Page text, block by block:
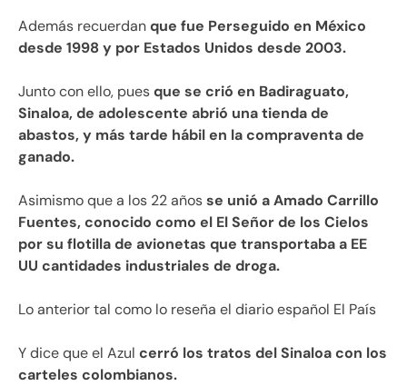
Además recuerdanque fue Perseguido en México
desde 1998 y por Estados Unidos desde 2003.
Junto con ello, puesque se crió en Badiraguato,
Sinaloa, de adolescente abrió una tienda de
abastos, y más tarde hábil en la compraventa de
ganado.
Asimismo que a los 22 añosse unió a Amado Carrillo
Fuentes, conocido como el El Señor de los Cielos
por su flotilla de avionetas que transportaba a EE
UU cantidades industriales de droga.
Lo anterior tal como lo reseña el diario español El País
Y dice que el Azul cerró los tratos del Sinaloa con los
carteles colombianos.